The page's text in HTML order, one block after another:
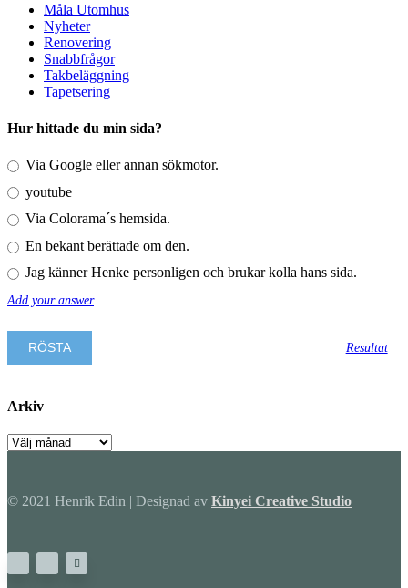
Måla Utomhus
Nyheter
Renovering
Snabbfrågor
Takbeläggning
Tapetsering
Hur hittade du min sida?
Via Google eller annan sökmotor.
youtube
Via Colorama´s hemsida.
En bekant berättade om den.
Jag känner Henke personligen och brukar kolla hans sida.
Add your answer
Resultat
Arkiv
Arkiv
© 2021 Henrik Edin | Designad av Kinyei Creative Studio